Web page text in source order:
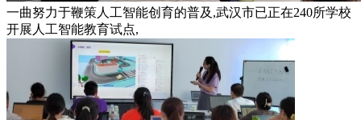
一曲努力于鞭策人工智能创育的普及,武汉市已正在240所学校
开展人工智能教育试点,